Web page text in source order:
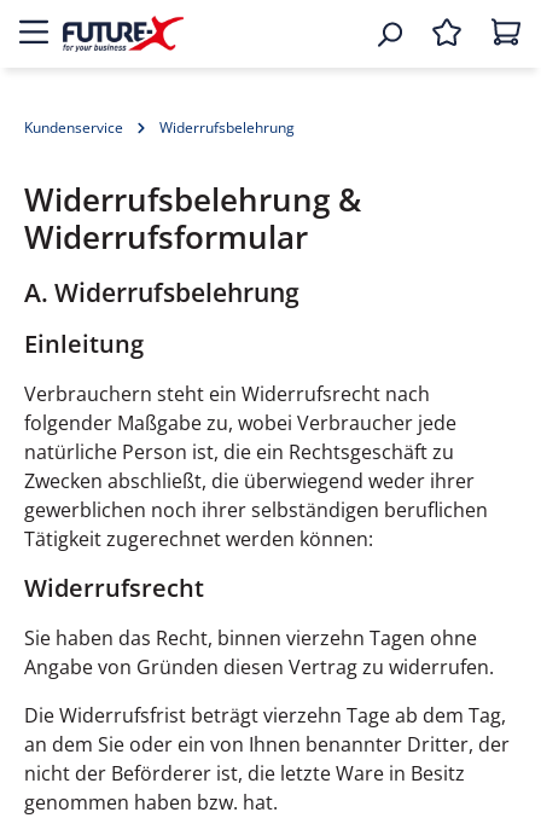
Kundenservice Widerrufsbelehrung
Widerrufsbelehrung &
Widerrufsformular
A. Widerrufsbelehrung
Einleitung
Verbrauchern steht ein Widerrufsrecht nach
folgender Maßgabe zu, wobei Verbraucher jede
natürliche Person ist, die ein Rechtsgeschäft zu
Zwecken abschließt, die überwiegend weder ihrer
gewerblichen noch ihrer selbständigen beruflichen
Tätigkeit zugerechnet werden können:
Widerrufsrecht
Sie haben das Recht, binnen vierzehn Tagen ohne
Angabe von Gründen diesen Vertrag zu widerrufen.
Die Widerrufsfrist beträgt vierzehn Tage ab dem Tag,
an dem Sie oder ein von Ihnen benannter Dritter, der
nicht der Beförderer ist, die letzte Ware in Besitz
genommen haben bzw. hat.